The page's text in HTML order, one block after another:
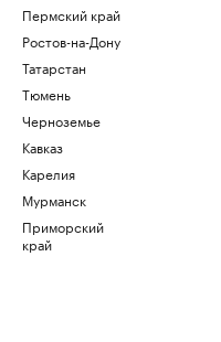
Пермский край
Ростов-на-Дону
Татарстан
Тюмень
Черноземье
Кавказ
Карелия
Мурманск
Приморский
край